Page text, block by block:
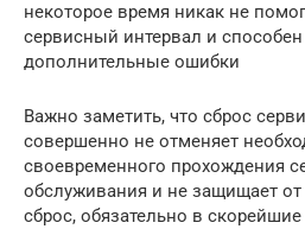
некоторое время никак не
сервисный интервал и
дополнительные ошибки
Важно заметить, что сброс
совершенно не отменяет
своевременного прохождения
обслуживания и не защищает
сброс, обязательно в